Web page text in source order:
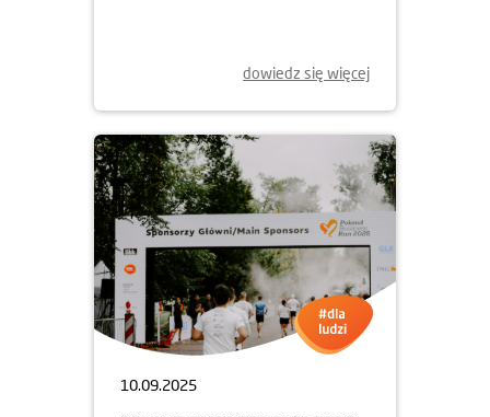
dowiedz się więcej
10.09.2025